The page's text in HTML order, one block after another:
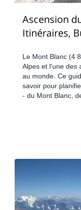
Ascension
Itinéraires,
Le Mont Blanc (4
Alpes et l'une des
au monde. Ce
savoir pour
- du Mont Blanc,